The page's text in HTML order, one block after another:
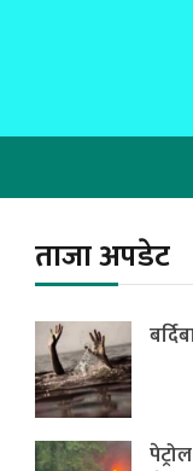
ताजा अपडेट